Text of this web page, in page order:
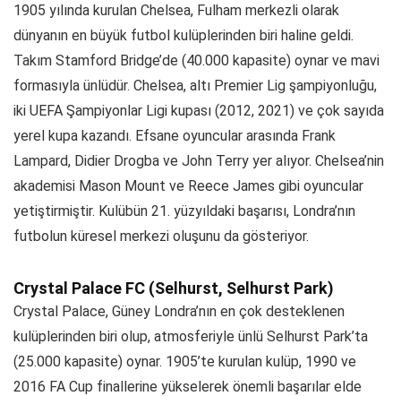
1905 yılında kurulan Chelsea, Fulham merkezli olarak
dünyanın en büyük futbol kulüplerinden biri haline geldi.
Takım Stamford Bridge’de (40.000 kapasite) oynar ve mavi
formasıyla ünlüdür. Chelsea, altı Premier Lig şampiyonluğu,
iki UEFA Şampiyonlar Ligi kupası (2012, 2021) ve çok sayıda
yerel kupa kazandı. Efsane oyuncular arasında Frank
Lampard, Didier Drogba ve John Terry yer alıyor. Chelsea’nin
akademisi Mason Mount ve Reece James gibi oyuncular
yetiştirmiştir. Kulübün 21. yüzyıldaki başarısı, Londra’nın
futbolun küresel merkezi oluşunu da gösteriyor.
Crystal Palace FC (Selhurst, Selhurst Park)
Crystal Palace, Güney Londra’nın en çok desteklenen
kulüplerinden biri olup, atmosferiyle ünlü Selhurst Park’ta
(25.000 kapasite) oynar. 1905’te kurulan kulüp, 1990 ve
2016 FA Cup finallerine yükselerek önemli başarılar elde